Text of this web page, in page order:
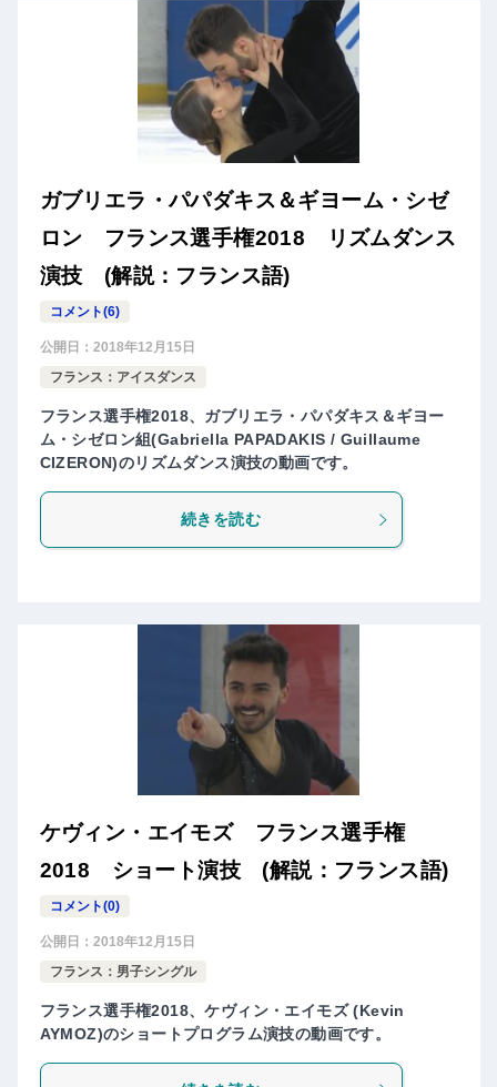
ガブリエラ・パパダキス＆ギヨーム・シゼ
ロン フランス選手権2018 リズムダンス
演技 (解説：フランス語)
コメント(6)
公開日： 2018年12月15日
フランス：アイスダンス
フランス選手権2018、ガブリエラ・パパダキス＆ギヨー
ム・シゼロン組(Gabriella PAPADAKIS / Guillaume
CIZERON)のリズムダンス演技の動画です。
続きを読む
ケヴィン・エイモズ フランス選手権
2018 ショート演技 (解説：フランス語)
コメント(0)
公開日： 2018年12月15日
フランス：男子シングル
フランス選手権2018、ケヴィン・エイモズ (Kevin
AYMOZ)のショートプログラム演技の動画です。